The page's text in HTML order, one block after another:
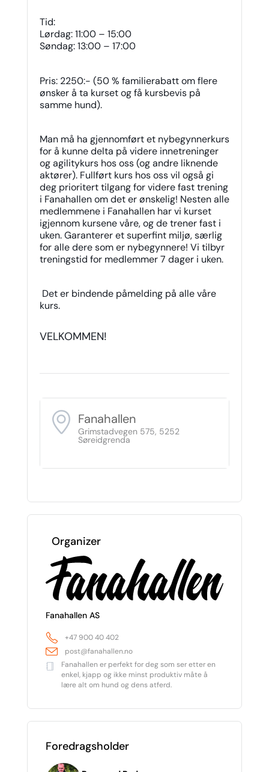
Tid:
Lørdag: 11:00 – 15:00
Søndag: 13:00 – 17:00
Pris: 2250:- (50 % familierabatt om flere
ønsker å ta kurset og få kursbevis på
samme hund).
Man må ha gjennomført et nybegynnerkurs
for å kunne delta på videre innetreninger
og agilitykurs hos oss (og andre liknende
aktører). Fullført kurs hos oss vil også gi
deg prioritert tilgang for videre fast trening
i Fanahallen om det er ønskelig! Nesten alle
medlemmene i Fanahallen har vi kurset
igjennom kursene våre, og de trener fast i
uken. Garanterer et superfint miljø, særlig
for alle dere som er nybegynnere! Vi tilbyr
treningstid for medlemmer 7 dager i uken.
Det er bindende påmelding på alle våre
kurs.
VELKOMMEN!
Fanahallen
Grimstadvegen 575, 5252
Søreidgrenda
Organizer
Fanahallen AS
+47 900 40 402
post@fanahallen.no
Fanahallen er perfekt for deg som ser etter en
enkel, kjapp og ikke minst produktiv måte å
lære alt om hund og dens atferd.
Foredragsholder